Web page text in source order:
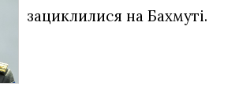
зациклилися на Бахмуті.